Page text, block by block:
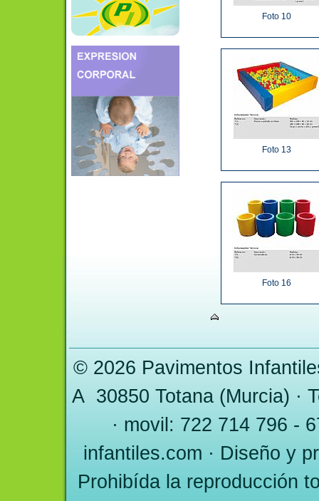
Foto 10
Foto 13
Foto 16
© 2026 Pavimentos
A 30850 Totana(Murcia) ·
· movil: 722 714 796 -
infantiles.com · Diseño y
Prohibída la reproducción